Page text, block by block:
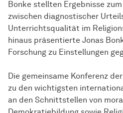
Bonke stellten Ergebnisse
zwischen diagnostischer
Unterrichtsqualität im
hinaus präsentierte Jonas
Forschung zu Einstellungen
Die gemeinsame Konferenz
zu den wichtigsten
an den Schnittstellen von